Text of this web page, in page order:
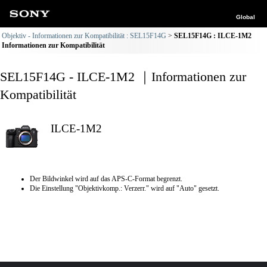
Global
Objektiv - Informationen zur Kompatibilität : SEL15F14G
SEL15F14G : ILCE-1M2
Informationen zur Kompatibilität
SEL15F14G - ILCE-1M2 ｜Informationen zur
Kompatibilität
ILCE-1M2
Der Bildwinkel wird auf das APS-C-Format begrenzt.
Die Einstellung "Objektivkomp.: Verzerr." wird auf "Auto" gesetzt.